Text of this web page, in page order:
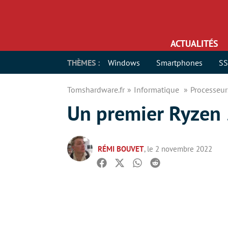
ACTUALITÉS
THÈMES : Windows Smartphones
Tomshardware.fr Informatique
Un premier
RÉMI BOUVET, le 2 novembre 2022
Facebook
TwitterWhatsapp
Reddit